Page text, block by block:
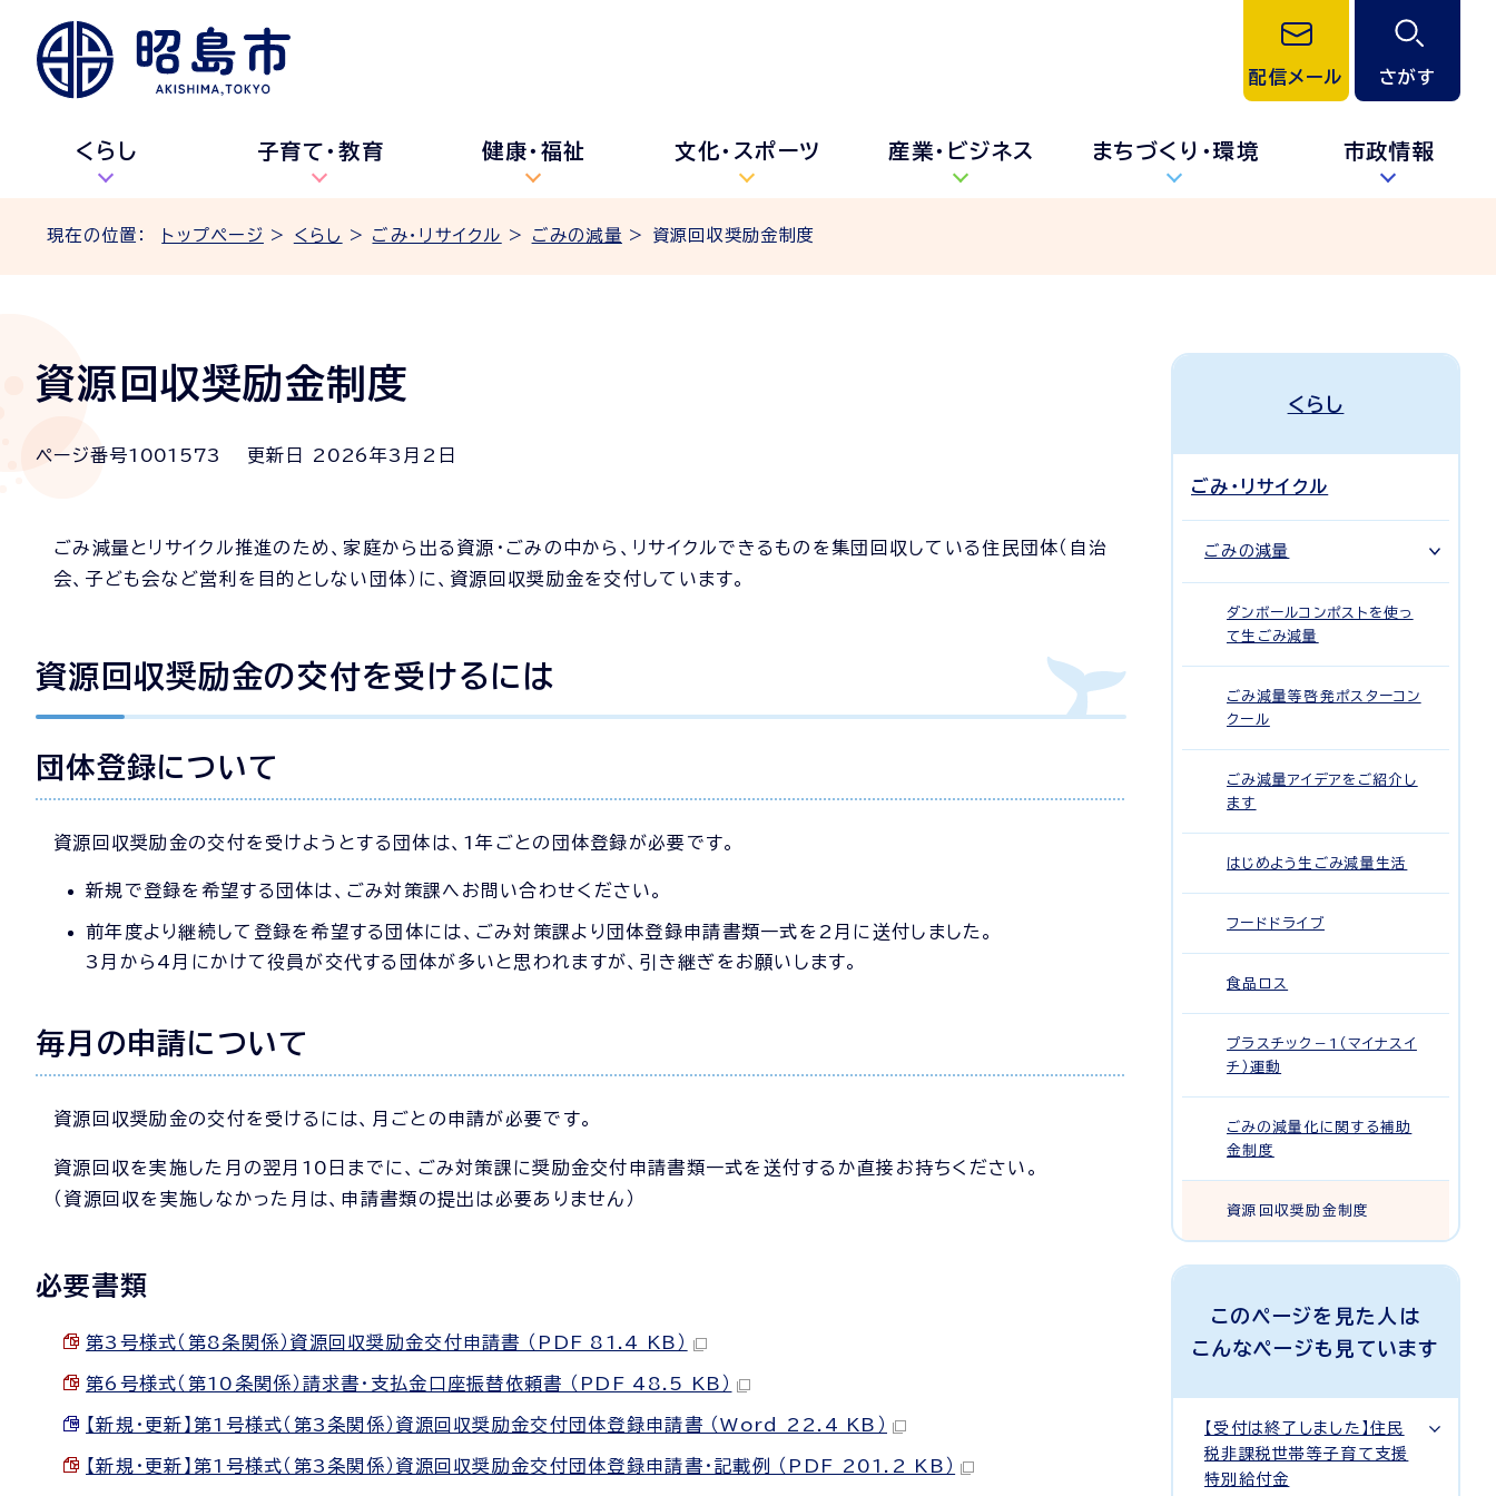
配信メール さがす
くらし 子育て・教育 健康・福祉 文化・スポーツ 産業・ビジネス まちづくり・環境 市政情報
現在の位置： トップページ > くらし > ごみ・リサイクル > ごみの減量 > 資源回収奨励金制度
資源回収奨励金制度
ページ番号1001573 更新日 2026年3月2日
ごみ減量とリサイクル推進のため、家庭から出る資源・ごみの中から、リサイクルできるものを集団回収している住民団体（自治
会、子ども会など営利を目的としない団体）に、資源回収奨励金を交付しています。
資源回収奨励金の交付を受けるには
団体登録について
資源回収奨励金の交付を受けようとする団体は、1年ごとの団体登録が必要です。
新規で登録を希望する団体は、ごみ対策課へお問い合わせください。
前年度より継続して登録を希望する団体には、ごみ対策課より団体登録申請書類一式を2月に送付しました。
3月から4月にかけて役員が交代する団体が多いと思われますが、引き継ぎをお願いします。
毎月の申請について
資源回収奨励金の交付を受けるには、月ごとの申請が必要です。
資源回収を実施した月の翌月10日までに、ごみ対策課に奨励金交付申請書類一式を送付するか直接お持ちください。
（資源回収を実施しなかった月は、申請書類の提出は必要ありません）
必要書類
第3号様式（第8条関係）資源回収奨励金交付申請書 （PDF 81.4 KB）
第6号様式（第10条関係）請求書・支払金口座振替依頼書 （PDF 48.5 KB）
【新規・更新】第1号様式（第3条関係）資源回収奨励金交付団体登録申請書 （Word 22.4 KB）
【新規・更新】第1号様式（第3条関係）資源回収奨励金交付団体登録申請書・記載例 （PDF 201.2 KB）
くらし
ごみ・リサイクル
ごみの減量
ダンボールコンポストを使っ
て生ごみ減量
ごみ減量等啓発ポスターコン
クール
ごみ減量アイデアをご紹介し
ます
はじめよう生ごみ減量生活
フードドライブ
食品ロス
プラスチック－1（マイナスイ
チ）運動
ごみの減量化に関する補助
金制度
資源回収奨励金制度
このページを見た人は
こんなページも見ています
【受付は終了しました】住民
税非課税世帯等子育て支援
特別給付金